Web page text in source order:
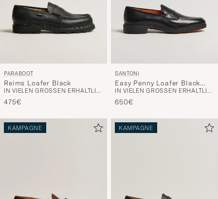
PARABOOT
Reims Loafer Black
IN VIELEN GRÖSSEN ERHÄLTLICH
475€
SANTONI
Easy Penny Loafer Black
Calf
IN VIELEN GRÖSSEN ERHÄLTLICH
650€
KAMPAGNE KAMPAGNE